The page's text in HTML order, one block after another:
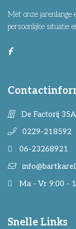
Met onze
persoonlijke situatie
De Factorij
0229-218592
06-23268921
Ma - Vr 9:00 -
Snelle Links